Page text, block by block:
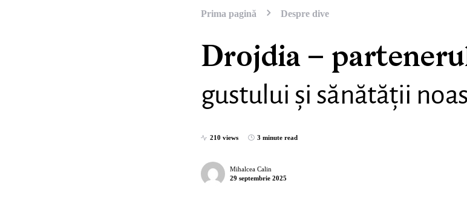
Prima pagină Despre dive
Drojdia –
gustului și sănătății
210 views 3 minute read
Mihalcea Calin
29 septembrie 2025